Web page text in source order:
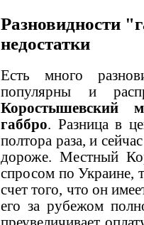
Разновидности
недостатки
Есть много
популярны и
Коростышевский
габбро. Разница в
полтора раза, и
дороже. Местный
спросом по Украине,
счет того, что он
его за рубежом